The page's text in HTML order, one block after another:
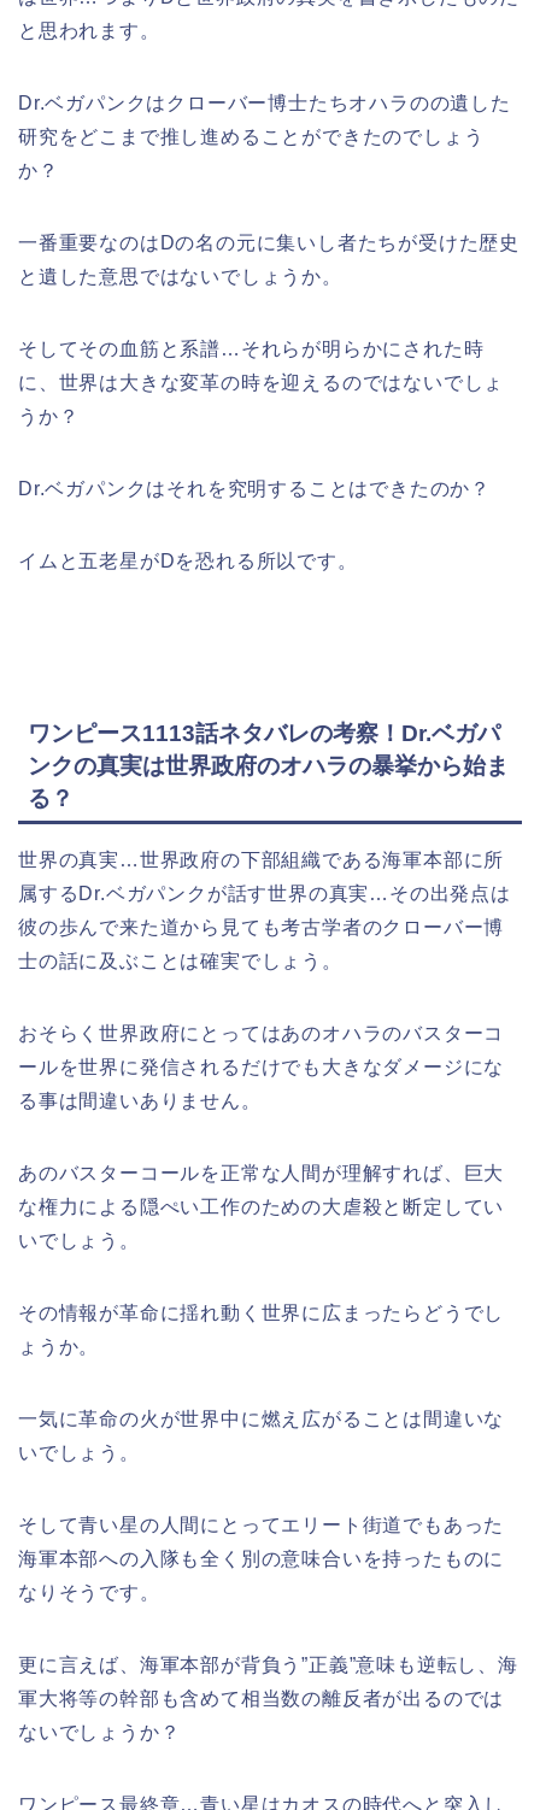
と思われます。
Dr.ベガパンクはクローバー博士たちオハラのの遺した
研究をどこまで推し進めることができたのでしょう
か？
一番重要なのはDの名の元に集いし者たちが受けた歴史
と遺した意思ではないでしょうか。
そしてその血筋と系譜…それらが明らかにされた時
に、世界は大きな変革の時を迎えるのではないでしょ
うか？
Dr.ベガパンクはそれを究明することはできたのか？
イムと五老星がDを恐れる所以です。
ワンピース1113話ネタバレの考察！Dr.ベガパ
ンクの真実は世界政府のオハラの暴挙から始ま
る？
世界の真実…世界政府の下部組織である海軍本部に所
属するDr.ベガパンクが話す世界の真実…その出発点は
彼の歩んで来た道から見ても考古学者のクローバー博
士の話に及ぶことは確実でしょう。
おそらく世界政府にとってはあのオハラのバスターコ
ールを世界に発信されるだけでも大きなダメージにな
る事は間違いありません。
あのバスターコールを正常な人間が理解すれば、巨大
な権力による隠ぺい工作のための大虐殺と断定してい
いでしょう。
その情報が革命に揺れ動く世界に広まったらどうでし
ょうか。
一気に革命の火が世界中に燃え広がることは間違いな
いでしょう。
そして青い星の人間にとってエリート街道でもあった
海軍本部への入隊も全く別の意味合いを持ったものに
なりそうです。
更に言えば、海軍本部が背負う”正義”意味も逆転し、海
軍大将等の幹部も含めて相当数の離反者が出るのでは
ないでしょうか？
ワンピース最終章…青い星はカオスの時代へと突入し